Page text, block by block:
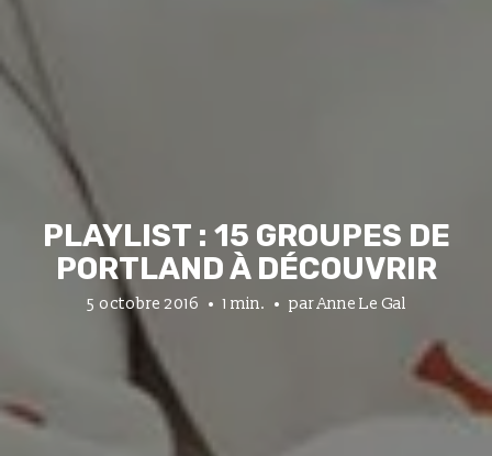
PLAYLIST : 15 GROUPES DE
PORTLAND À DÉCOUVRIR
5 octobre 2016 1 min. parAnne Le Gal